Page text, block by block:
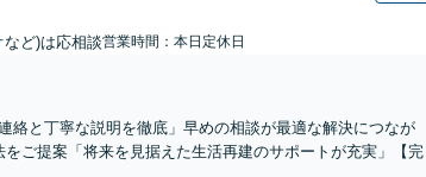
ど)は応相談営業時間：本日定休日
絡と丁寧な説明を徹底」早めの相談が最適な解決につなが
ご提案「将来を見据えた生活再建のサポートが充実」【完